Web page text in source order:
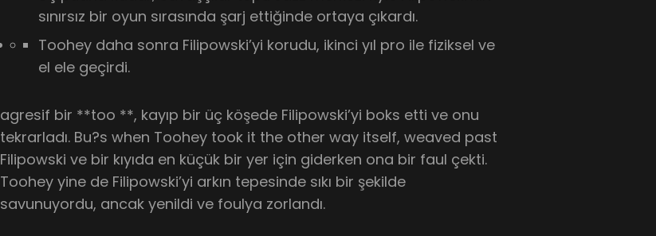
sınırsız bir oyun sırasında şarj ettiğinde ortaya çıkardı.
Toohey daha sonra Filipowski’yi korudu, ikinci yıl pro ile fiziksel ve
el ele geçirdi.
agresif bir **too **, kayıp bir üç köşede Filipowski’yi boks etti ve onu
tekrarladı. Bu?s when Toohey took it the other way itself, weaved past
Filipowski ve bir kıyıda en küçük bir yer için giderken ona bir faul çekti.
Toohey yine de Filipowski’yi arkın tepesinde sıkı bir şekilde
savunuyordu, ancak yenildi ve foulya zorlandı.